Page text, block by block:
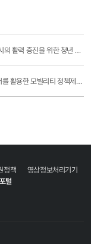
[KRIHS Newsletter] 지방 중소도시의 활력 증진을 위한 청년 로컬창업 지원방안
[KRIHS Newsletter] PM 빅데이터를 활용한 모빌리티 정책제고방안
정책
영상정보처리기기
털